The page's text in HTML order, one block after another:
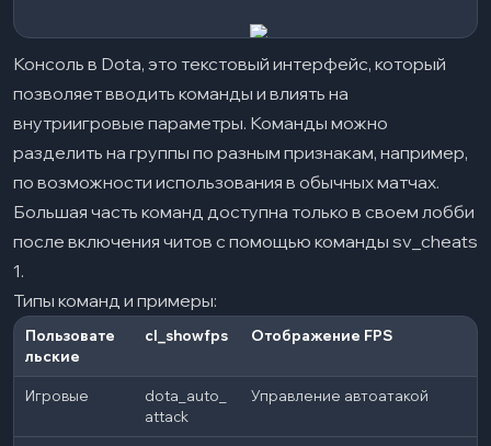
Консоль в Dota, это текстовый интерфейс, который
позволяет вводить команды и влиять на
внутриигровые параметры. Команды можно
разделить на группы по разным признакам, например,
по возможности использования в обычных матчах.
Большая часть команд доступна только в своем лобби
после включения читов с помощью команды sv_cheats
1.
Типы команд и примеры:
Пользовате
льские
cl_showfps Отображение FPS
Игровые
dota_auto_
attack
Управление автоатакой